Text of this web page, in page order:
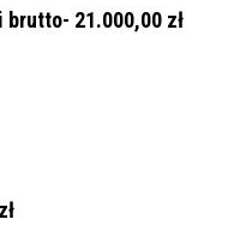
brutto- 21.000,00 zł